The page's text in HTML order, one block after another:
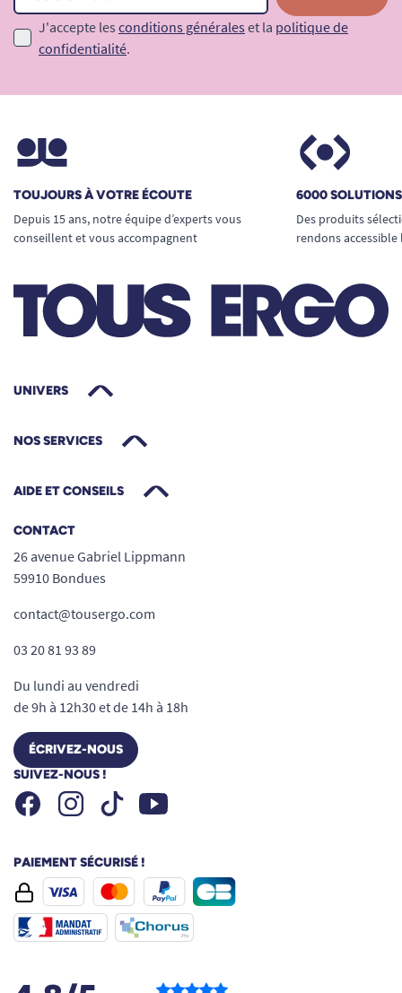
J'accepte les conditions générales et la politique de
confidentialité.
TOUJOURS À VOTRE ÉCOUTE
Depuis 15 ans, notre équipe d’experts vous
conseillent et vous accompagnent
6000
Des produits
rendons
UNIVERS
NOS SERVICES
AIDE ET CONSEILS
CONTACT
26 avenue Gabriel Lippmann
59910 Bondues
contact@tousergo.com
03 20 81 93 89
Du lundi au vendredi
de 9h à 12h30 et de 14h à 18h
ÉCRIVEZ-NOUS
SUIVEZ-NOUS !
FacebookInstagramTiktok Youtube
PAIEMENT SÉCURISÉ !